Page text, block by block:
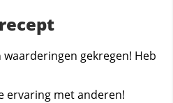
gekregen! Heb
ervaring met anderen!